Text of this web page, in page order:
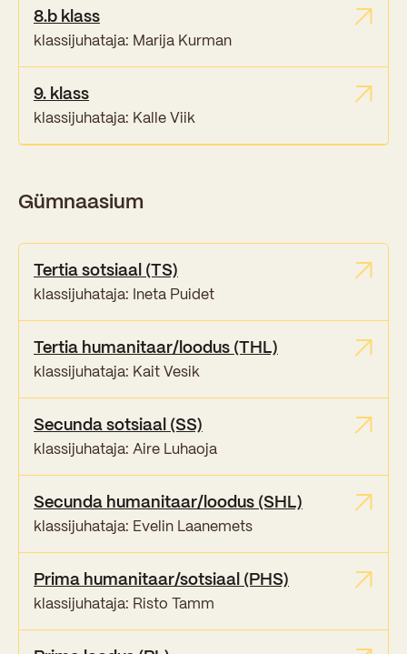
8.b klass
klassijuhataja: Marija Kurman
9. klass
klassijuhataja: Kalle Viik
Gümnaasium
Tertia sotsiaal (TS)
klassijuhataja: Ineta Puidet
Tertia humanitaar/loodus (THL)
klassijuhataja: Kait Vesik
Secunda sotsiaal (SS)
klassijuhataja: Aire Luhaoja
Secunda humanitaar/loodus (SHL)
klassijuhataja: Evelin Laanemets
Prima humanitaar/sotsiaal (PHS)
klassijuhataja: Risto Tamm